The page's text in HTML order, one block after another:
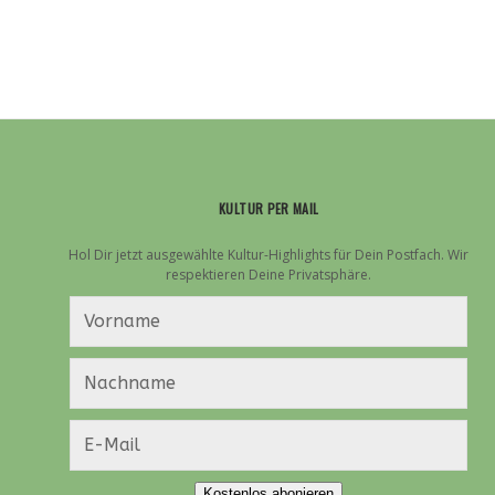
KULTUR PER MAIL
Hol Dir jetzt ausgewählte Kultur-Highlights für Dein Postfach. Wir
respektieren Deine Privatsphäre.